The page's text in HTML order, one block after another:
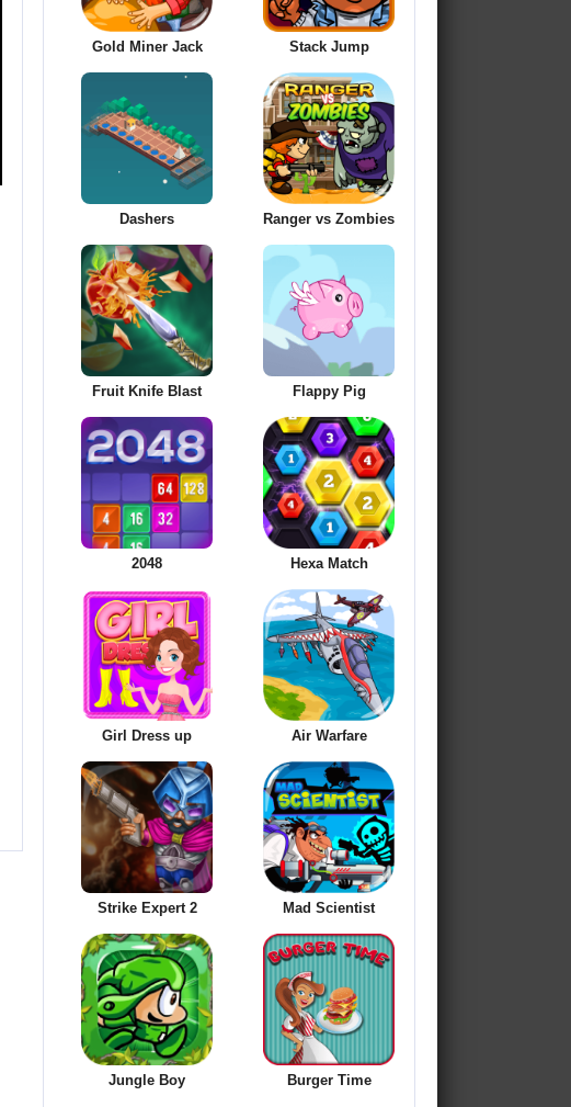
Gold Miner Jack Stack Jump
Dashers Ranger vs Zombies
Fruit Knife Blast Flappy Pig
2048 Hexa Match
Girl Dress up Air Warfare
Strike Expert 2 Mad Scientist
Jungle Boy Burger Time